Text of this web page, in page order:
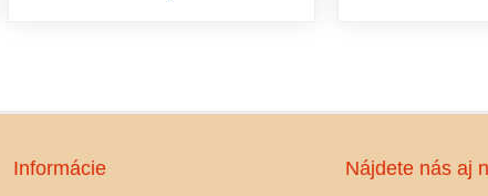
Informácie Nájdete nás aj